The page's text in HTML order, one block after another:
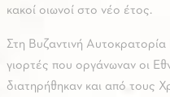
κακοί οιωνοί στο νέο έτος.
Στη Βυζαντινή
γιορτές που οργάνωναν οι
διατηρήθηκαν και από τους